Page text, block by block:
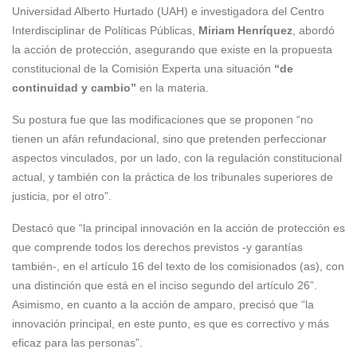
Universidad Alberto Hurtado (UAH) e investigadora del Centro
Interdisciplinar de Políticas Públicas, Miriam Henríquez, abordó
la acción de protección, asegurando que existe en la propuesta
constitucional de la Comisión Experta una situación “de
continuidad y cambio” en la materia.
Su postura fue que las modificaciones que se proponen “no
tienen un afán refundacional, sino que pretenden perfeccionar
aspectos vinculados, por un lado, con la regulación constitucional
actual, y también con la práctica de los tribunales superiores de
justicia, por el otro”.
Destacó que “la principal innovación en la acción de protección es
que comprende todos los derechos previstos -y garantías
también-, en el artículo 16 del texto de los comisionados (as), con
una distinción que está en el inciso segundo del artículo 26”.
Asimismo, en cuanto a la acción de amparo, precisó que “la
innovación principal, en este punto, es que es correctivo y más
eficaz para las personas”.